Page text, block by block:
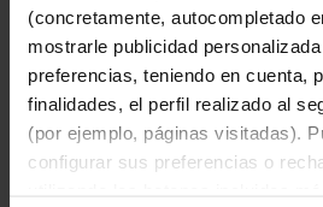
(concretamente, autocompletado
mostrarle publicidad
preferencias, teniendo en cuenta,
finalidades, el perfil realizado al
(por ejemplo, páginas visitadas).
configurar sus preferencias o
Bodegas Matarromera:
Elegancia.
Ver más